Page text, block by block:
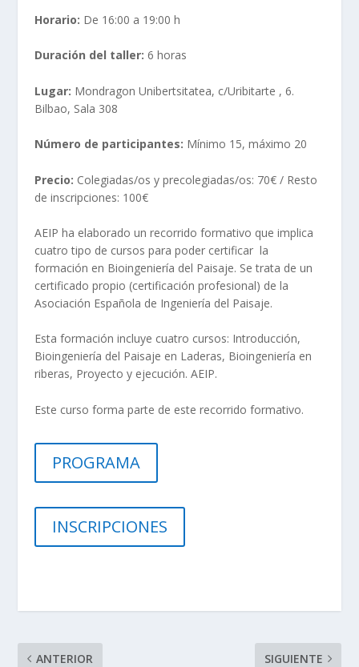
Horario: De 16:00 a 19:00 h
Duración del taller: 6 horas
Lugar: Mondragon Unibertsitatea, c/Uribitarte , 6.
Bilbao, Sala 308
Número de participantes: Mínimo 15, máximo 20
Precio: Colegiadas/os y precolegiadas/os: 70€ / Resto
de inscripciones: 100€
AEIP ha elaborado un recorrido formativo que implica
cuatro tipo de cursos para poder certificar la
formación en Bioingeniería del Paisaje. Se trata de un
certificado propio (certificación profesional) de la
Asociación Española de Ingeniería del Paisaje.
Esta formación incluye cuatro cursos: Introducción,
Bioingeniería del Paisaje en Laderas, Bioingeniería en
riberas, Proyecto y ejecución. AEIP.
Este curso forma parte de este recorrido formativo.
PROGRAMA
INSCRIPCIONES
ANTERIOR SIGUIENTE